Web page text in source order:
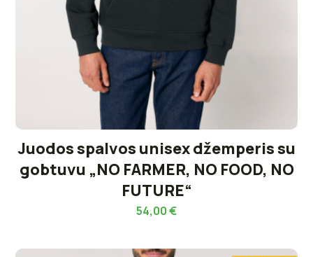
Juodos spalvos unisex džemperis su
gobtuvu „NO FARMER, NO FOOD, NO
FUTURE“
54,00€